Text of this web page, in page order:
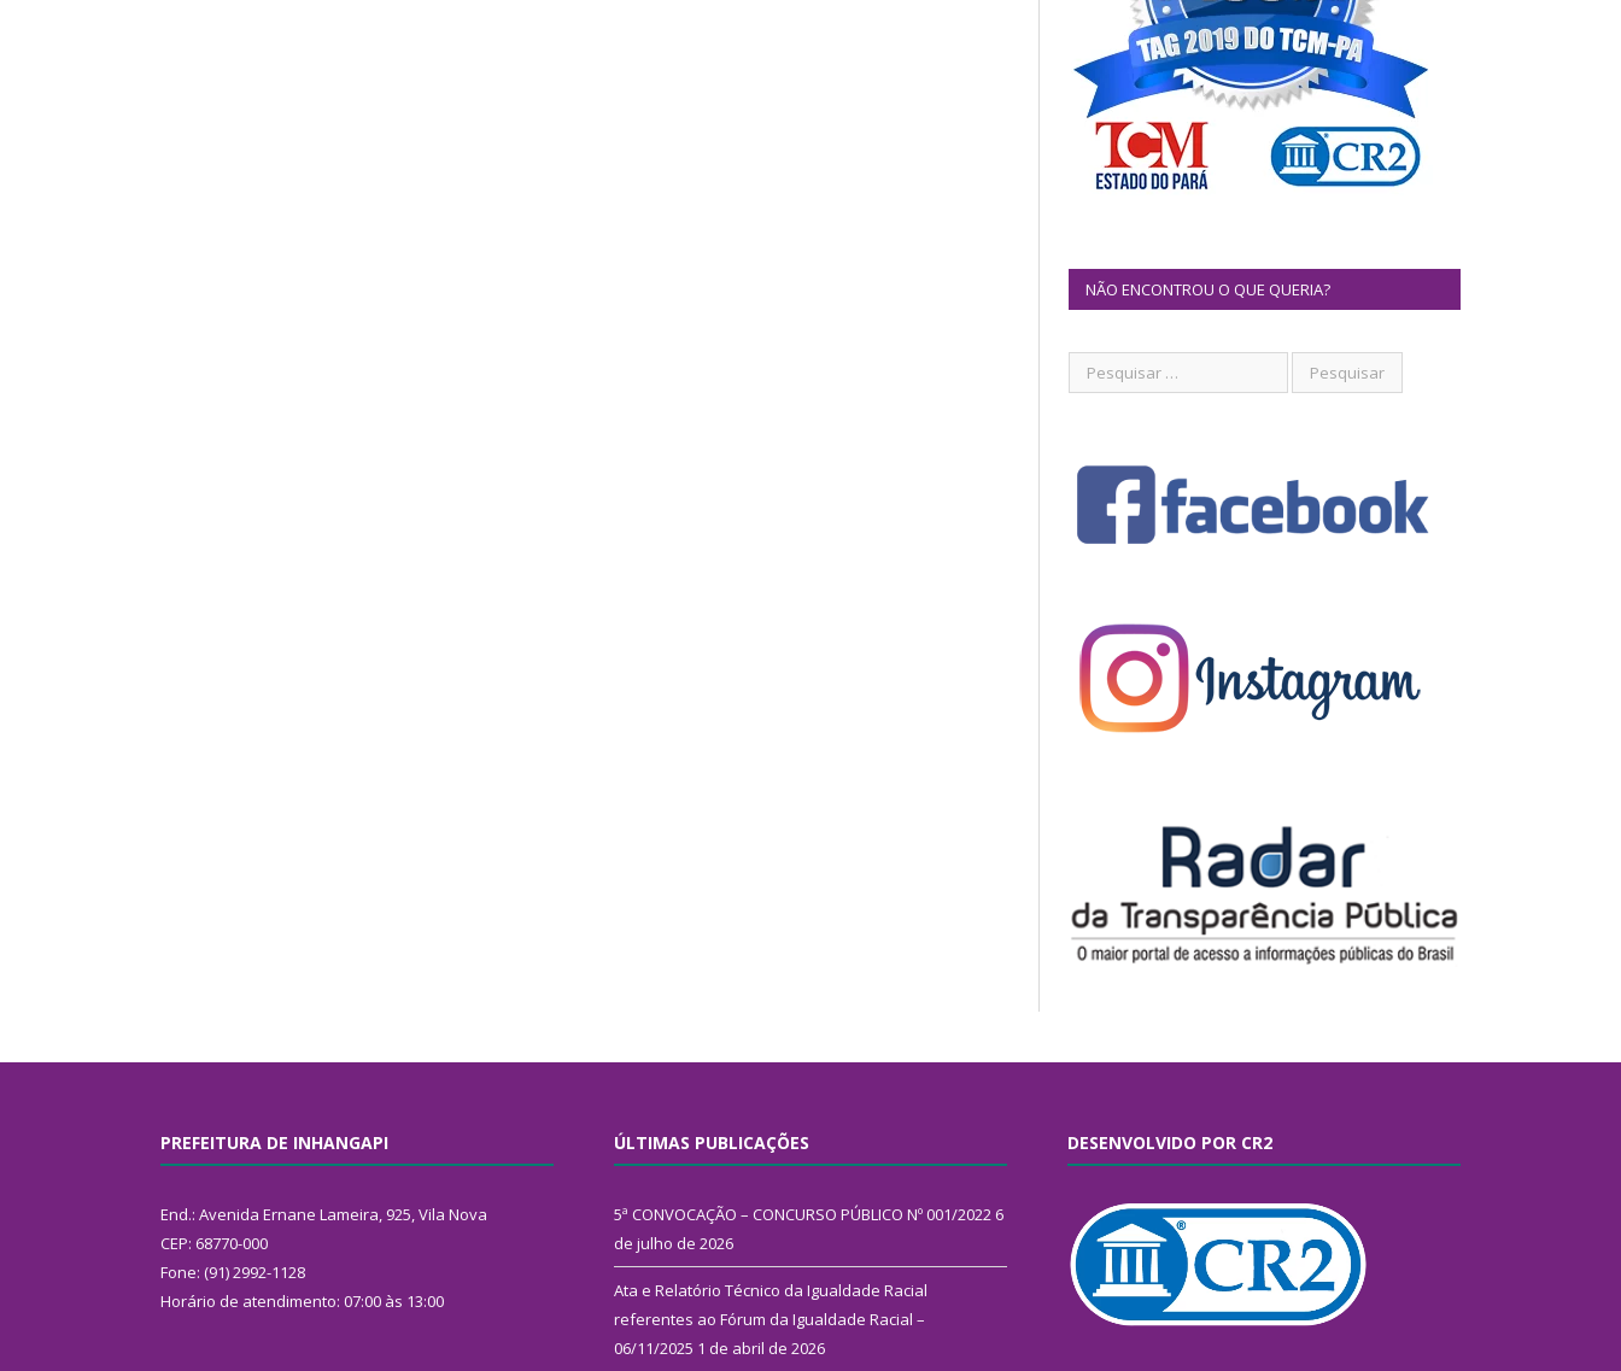
NÃO ENCONTROU O QUE QUERIA?
PREFEITURA DE INHANGAPI
End.: Avenida Ernane Lameira, 925, Vila Nova
CEP: 68770-000
Fone: (91) 2992-1128
Horário de atendimento: 07:00 às 13:00
ÚLTIMAS PUBLICAÇÕES
5ª CONVOCAÇÃO – CONCURSO PÚBLICO Nº 001/2022 6
de julho de 2026
Ata e Relatório Técnico da Igualdade Racial
referentes ao Fórum da Igualdade Racial –
06/11/2025 1 de abril de 2026
DESENVOLVIDO POR CR2